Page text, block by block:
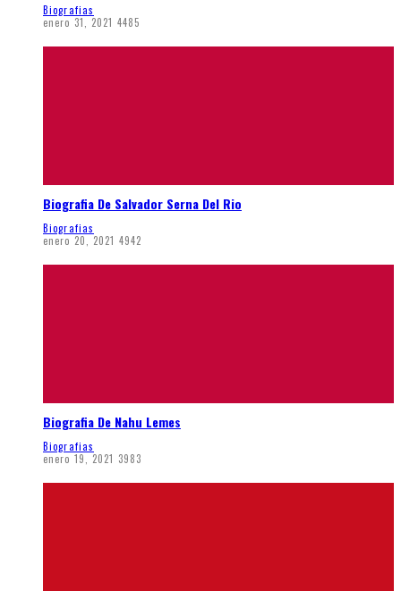
Biografias
enero 31, 2021 4485
Biografia De Salvador Serna Del Rio
Biografias
enero 20, 2021 4942
Biografia De Nahu Lemes
Biografias
enero 19, 2021 3983